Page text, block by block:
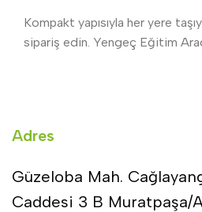
Kompakt yapısıyla her yere
sipariş edin. Yengeç Eğitim
Adres
Güzeloba Mah.
Caddesi 3 B Muratpaşa/